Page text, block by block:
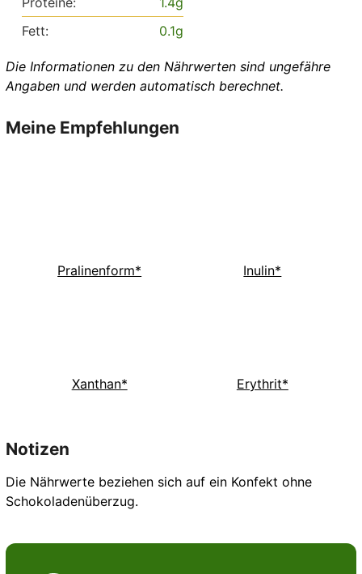
Fett:
0.1g
Die Informationen zu den Nährwerten sind ungefähre
Angaben und werden automatisch berechnet.
Meine Empfehlungen
Pralinenform* Inulin*
Xanthan* Erythrit*
Notizen
Die Nährwerte beziehen sich auf ein Konfekt ohne
Schokoladenüberzug.